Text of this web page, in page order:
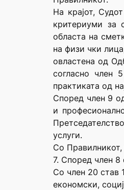
На крајот,
критериуми за
областа на
на физи чки
овластена од
согласно член
практиката од
Според член 9
и
услуги.
Со Правилникот,
7. Според член 8
Со член 20 став
економски,